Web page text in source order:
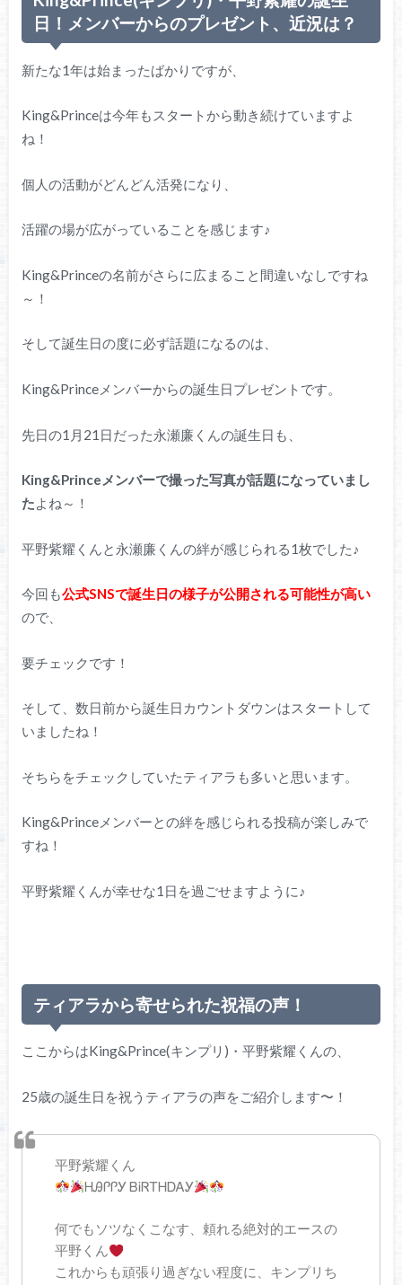
日！メンバーからのプレゼント、近況は？
新たな1年は始まったばかりですが、
King&Princeは今年もスタートから動き続けていますよ
ね！
個人の活動がどんどん活発になり、
活躍の場が広がっていることを感じます♪
King&Princeの名前がさらに広まること間違いなしですね
～！
そして誕生日の度に必ず話題になるのは、
King&Princeメンバーからの誕生日プレゼントです。
先日の1月21日だった永瀬廉くんの誕生日も、
King&Princeメンバーで撮った写真が話題になっていまし
たよね～！
平野紫耀くんと永瀬廉くんの絆が感じられる1枚でした♪
今回も公式SNSで誕生日の様子が公開される可能性が高い
ので、
要チェックです！
そして、数日前から誕生日カウントダウンはスタートして
いましたね！
そちらをチェックしていたティアラも多いと思います。
King&Princeメンバーとの絆を感じられる投稿が楽しみで
すね！
平野紫耀くんが幸せな1日を過ごせますように♪
ティアラから寄せられた祝福の声！
ここからはKing&Prince(キンプリ)・平野紫耀くんの、
25歳の誕生日を祝うティアラの声をご紹介します〜！
平野紫耀くん
ᎻᎯᎵᎵᎩ ᏴᎥᏒᎢᎻᎠᎪᎩ
何でもソツなくこなす、頼れる絶対的エースの
平野くん
これからも頑張り過ぎない程度に、キンプリち